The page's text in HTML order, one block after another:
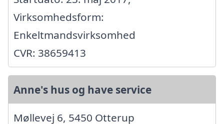
Virksomhedsform:
Enkeltmandsvirksomhed
CVR: 38659413
Anne's hus og have service
Møllevej 6, 5450 Otterup